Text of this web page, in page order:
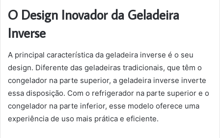
O Design Inovador da Geladeira
Inverse
A principal característica da geladeira inverse é o seu
design. Diferente das geladeiras tradicionais, que têm o
congelador na parte superior, a geladeira inverse inverte
essa disposição. Com o refrigerador na parte superior e o
congelador na parte inferior, esse modelo oferece uma
experiência de uso mais prática e eficiente.